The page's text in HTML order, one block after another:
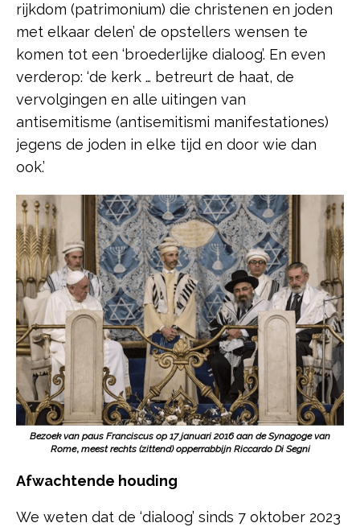
rijkdom (patrimonium) die christenen en joden
met elkaar delen’ de opstellers wensen te
komen tot een ‘broederlijke dialoog’. En even
verderop: ‘de kerk … betreurt de haat, de
vervolgingen en alle uitingen van
antisemitisme (antisemitismi manifestationes)
jegens de joden in elke tijd en door wie dan
ook.’
Bezoek van paus Franciscus op 17 januari 2016 aan de Synagoge van
Rome, meest rechts (zittend) opperrabbijn Riccardo Di Segni
Afwachtende houding
We weten dat de ‘dialoog’ sinds 7 oktober 2023